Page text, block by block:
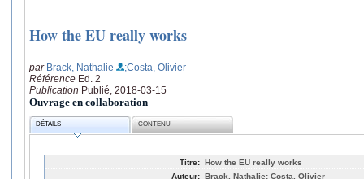
How the EU really works
par Brack, Nathalie
;Costa, Olivier
Référence Ed. 2
Publication Publié, 2018-03-15
Ouvrage en collaboration
DÉTAILS CONTENU
Titre: How the EU really works
Auteur: Brack, Nathalie; Costa, Olivier